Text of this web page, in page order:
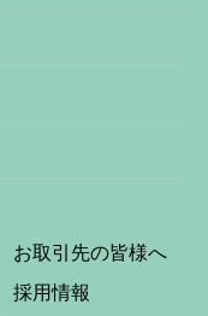
お取引先の皆様へ
採用情報